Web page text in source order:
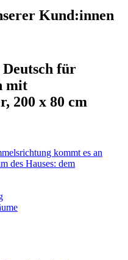
Kund:innen
für
mit
200 x 80 cm
kommt es an
des Hauses: dem